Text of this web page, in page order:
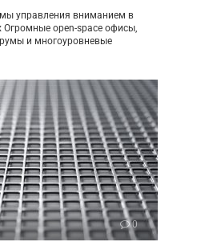
управления вниманием в
Огромные open-space офисы,
и многоуровневые
0